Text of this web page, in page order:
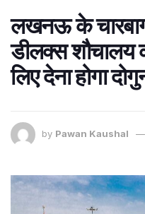
लखनऊ के
डीलक्स शौचालय
लिए देना होगा
by Pawan Kaushal